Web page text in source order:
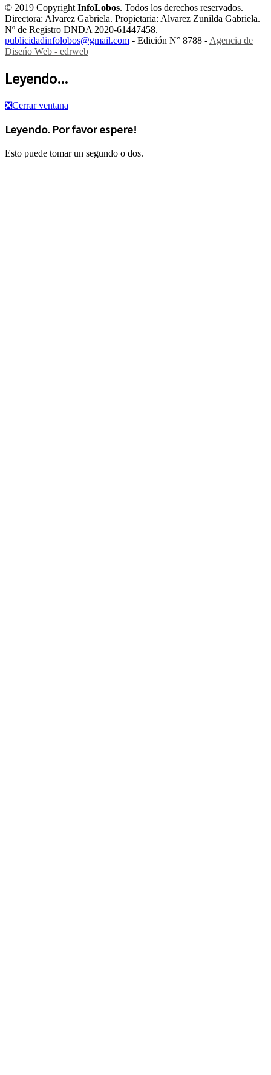
© 2019 CopyrightInfoLobos. Todos los derechos reservados.
Directora: Alvarez Gabriela. Propietaria: Alvarez Zunilda Gabriela.
Nº de Registro DNDA 2020-61447458.
publicidadinfolobos@gmail.com - Edición N° 8788 -Agencia de
Diseńo Web - edrweb
Leyendo...
❎Cerrar ventana
Leyendo. Por favor espere!
Esto puede tomar un segundo o dos.